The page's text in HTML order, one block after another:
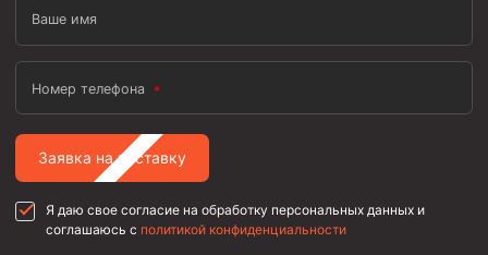
Ваше имя
Номер телефона
Заявка на поставку
Я даю свое согласие на обработку персональных данных и
соглашаюсь с политикой конфиденциальности